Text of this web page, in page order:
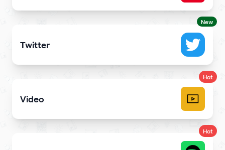
New
Twitter
Showcase your tweets and Twitter feed
Hot
Video
Hot